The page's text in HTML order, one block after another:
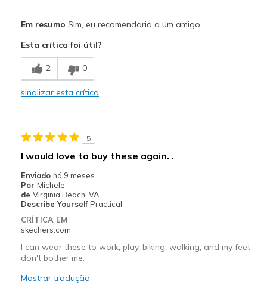
Comfortable
Durable
Em resumo Sim, eu recomendaria a um amigo
Esta crítica foi útil?
2 0
sinalizar esta crítica
5
I would love to buy these again. .
Enviado há 9 meses
Por Michele
de Virginia Beach, VA
Describe Yourself Practical
CRÍTICA EM
skechers.com
I can wear these to work, play, biking, walking, and my feet
don't bother me.
Mostrar tradução